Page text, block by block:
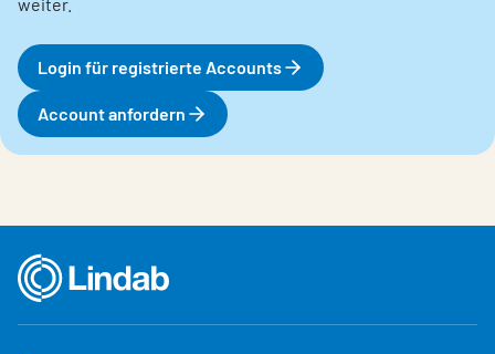
Login für registrierte Accounts
Account anfordern